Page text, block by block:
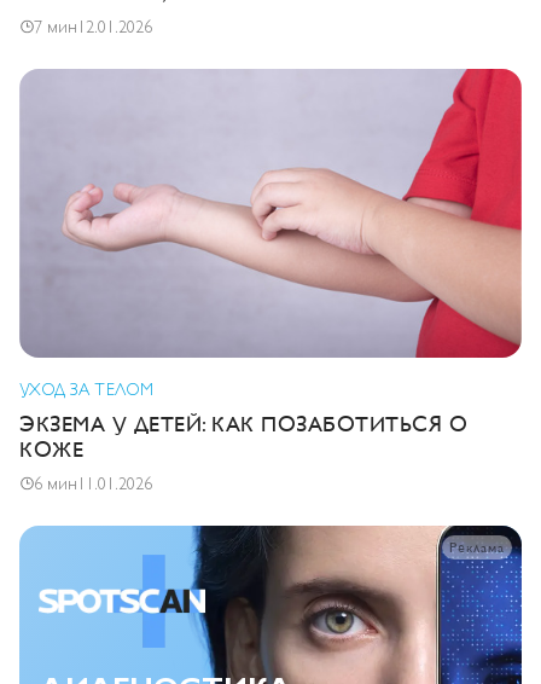
7 мин 12.01.2026
УХОД ЗА ТЕЛОМ
ЭКЗЕМА У ДЕТЕЙ: КАК ПОЗАБОТИТЬСЯ О
КОЖЕ
6 мин 11.01.2026
Реклама